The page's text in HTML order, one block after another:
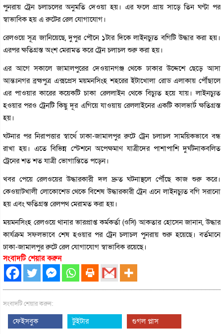
পুনরায় ট্রেন চলাচলের অনুমতি দেওয়া হয়। এর ফলে প্রায় সাড়ে তিন ঘণ্টা পর
স্বাভাবিক হয় এ রুটের রেল যোগাযোগ।
রেলওয়ে সূত্র জানিয়েছে, দুপুর পৌনে ১টার দিকে লাইনচ্যুত বগিটি উদ্ধার করা হয়।
এরপর ক্ষতিগ্রস্ত অংশ মেরামত করে ট্রেন চলাচল শুরু করা হয়।
এর আগে সকালে জামালপুরের দেওয়ানগঞ্জ থেকে ঢাকার উদ্দেশে ছেড়ে আসা
আন্তঃনগর ব্রহ্মপুত্র এক্সপ্রেস ময়মনসিংহ শহরের ইটাখোলা রোড এলাকায় পৌঁছালে
এর পাওয়ার কারের কয়েকটি চাকা রেললাইন থেকে বিচ্যুত হয়ে যায়। লাইনচ্যুত
হওয়ার পরও ট্রেনটি কিছু দূর এগিয়ে যাওয়ায় রেললাইনের একটি কালভার্ট ক্ষতিগ্রস্ত
হয়।
ঘটনার পর নিরাপত্তার স্বার্থে ঢাকা-জামালপুর রুটে ট্রেন চলাচল সাময়িকভাবে বন্ধ
রাখা হয়। এতে বিভিন্ন স্টেশনে অপেক্ষমাণ যাত্রীদের পাশাপাশি দুর্ঘটনাকবলিত
ট্রেনের শত শত যাত্রী ভোগান্তিতে পড়েন।
খবর পেয়ে রেলওয়ের উদ্ধারকারী দল দ্রুত ঘটনাস্থলে পৌঁছে কাজ শুরু করে।
কেওয়াটখালী লোকোশেড থেকে বিশেষ উদ্ধারকারী ট্রেন এনে লাইনচ্যুত বগি সরানো
হয় এবং ক্ষতিগ্রস্ত রেলপথ মেরামত করা হয়।
ময়মনসিংহ রেলওয়ে থানার ভারপ্রাপ্ত কর্মকর্তা (ওসি) আকতার হোসেন জানান, উদ্ধার
কার্যক্রম সফলভাবে শেষ হওয়ার পর ট্রেন চলাচল পুনরায় শুরু হয়েছে। বর্তমানে
ঢাকা-জামালপুর রুটে রেল যোগাযোগ স্বাভাবিক রয়েছে।
সংবাদটি শেয়ার করুন
সংবাদটি শেয়ার করুন:
ফেইসবুক টুইটার গুগল প্লাস